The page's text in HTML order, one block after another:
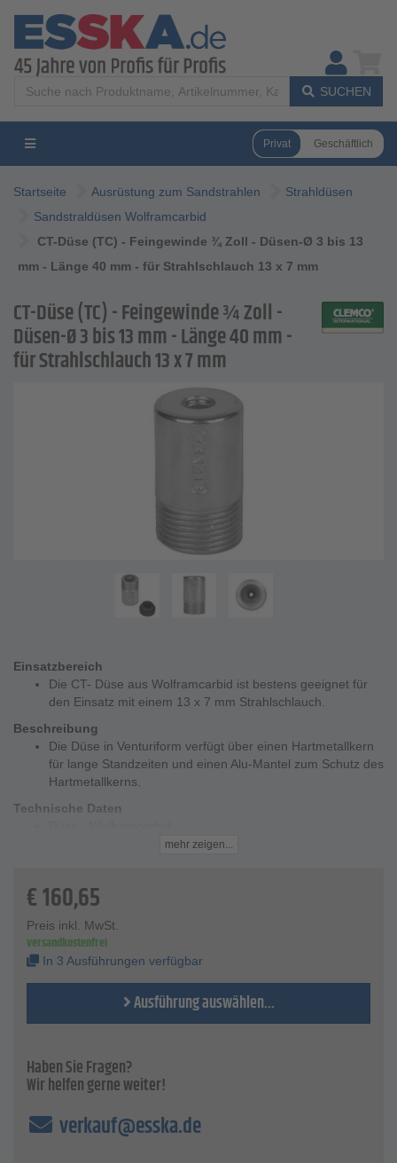
SUCHEN
Privat Geschäftlich
Startseite Ausrüstung zum Sandstrahlen
Strahldüsen
Sandstraldüsen Wolframcarbid
CT-Düse (TC) - Feingewinde ¾ Zoll - Düsen-Ø 3 bis 13
mm - Länge 40 mm - für Strahlschlauch 13 x 7 mm
CT-Düse (TC) - Feingewinde ¾ Zoll -
Düsen-Ø 3 bis 13 mm - Länge 40 mm -
für Strahlschlauch 13 x 7 mm
Einsatzbereich
Die CT- Düse aus Wolframcarbid ist bestens geeignet für
den Einsatz mit einem 13 x 7 mm Strahlschlauch.
Beschreibung
Die Düse in Venturiform verfügt über einen Hartmetallkern
für lange Standzeiten und einen Alu-Mantel zum Schutz des
Hartmetallkerns.
Technische Daten
Länge - 40 mm
Arbeitstemperatiur - von -15 bis +50 °C
mehr zeigen...
€160,65
Preis inkl. MwSt.
versandkostenfrei
In 3 Ausführungen verfügbar
Ausführung auswählen...
Haben Sie Fragen?
Wir helfen gerne weiter!
verkauf@esska.de